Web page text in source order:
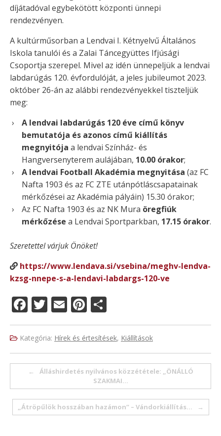
díjátadóval egybekötött központi ünnepi
rendezvényen.
A kultúrműsorban a Lendvai I. Kétnyelvű Általános
Iskola tanulói és a Zalai Táncegyüttes Ifjúsági
Csoportja szerepel. Mivel az idén ünnepeljük a lendvai
labdarúgás 120. évfordulóját, a jeles jubileumot 2023.
október 26-án az alábbi rendezvényekkel tiszteljük
meg:
A lendvai labdarúgás 120 éve című könyv
bemutatója és azonos című kiállítás
megnyitója a lendvai Színház- és
Hangversenyterem aulájában, 10.00 órakor;
A lendvai Football Akadémia megnyitása (az FC
Nafta 1903 és az FC ZTE utánpótláscsapatainak
mérkőzései az Akadémia pályáin) 15.30 órakor;
Az FC Nafta 1903 és az NK Mura öregfiúk
mérkőzése a Lendvai Sportparkban, 17.15 órakor.
Szeretettel várjuk Önöket!
https://www.lendava.si/vsebina/meghv-lendva-
kzsg-nnepe-s-a-lendavi-labdargs-120-ve
F
a
c
e
b
o
o
k
T
w
it
te
r
E
m
ai
l
Pi
n
te
re
st
ss
z
a
m
e
g
Kategória: Hírek és értesítések, Kiállítások
Post navigation
←
Álláshirdetés nyilvános közzététele: „ÖNÁLLÓ
SZAKMAI…
„Átröpűlök hosszában hazámon” – Vándorkiállítás… →